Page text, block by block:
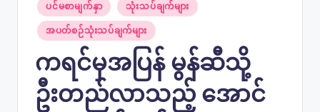
Posted
in
ပင်မစာမျက်နှာ သုံးသပ်ချက်များ
အပတ်စဉ်သုံးသပ်ချက်များ
ကရင်မှအပြန် မွန်ဆီသို့
ဦးတည်လာသည့် အောင်